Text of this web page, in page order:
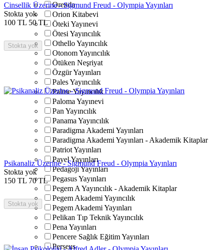
Orenda
Orion Kitabevi
Öteki Yayınevi
Ötesi Yayıncılık
Othello Yayıncılık
Otonom Yayıncılık
Ötüken Neşriyat
Özgür Yayınları
Pales Yayıncılık
Palme Yayıncılık
Paloma Yayınevi
Pan Yayıncılık
Panama Yayıncılık
Paradigma Akademi Yayınları
Paradigma Akademi Yayınları - Akademik Kitaplar
Patriot Yayınları
Payel Yayınları
Pedagoji Yayınları
Pegasus Yayınları
Pegem A Yayıncılık - Akademik Kitaplar
Pegem Akademi Yayıncılık
Pegem Akademi Yayınları
Pelikan Tıp Teknik Yayıncılık
Pena Yayınları
Pencere Sağlık Eğitim Yayınları
Perseus
Cinsellik Üzerine - Sigmund Freud - Olympia Yayınları
Stokta yok
100 TL 50 TL
Stokta yok
Psikanaliz Üzerine - Sigmund Freud - Olympia Yayınları
Stokta yok
150 TL 70 TL
Stokta yok